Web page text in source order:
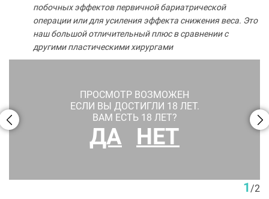
побочных эффектов первичной бариатрической
операции или для усиления эффекта снижения веса. Это
наш большой отличительный плюс в сравнении с
другими пластическими хирургами
ПРОСМОТР ВОЗМОЖЕН
ЕСЛИ ВЫ ДОСТИГЛИ 18 ЛЕТ.
ВАМ ЕСТЬ 18 ЛЕТ?
ДА НЕТ
1 /2